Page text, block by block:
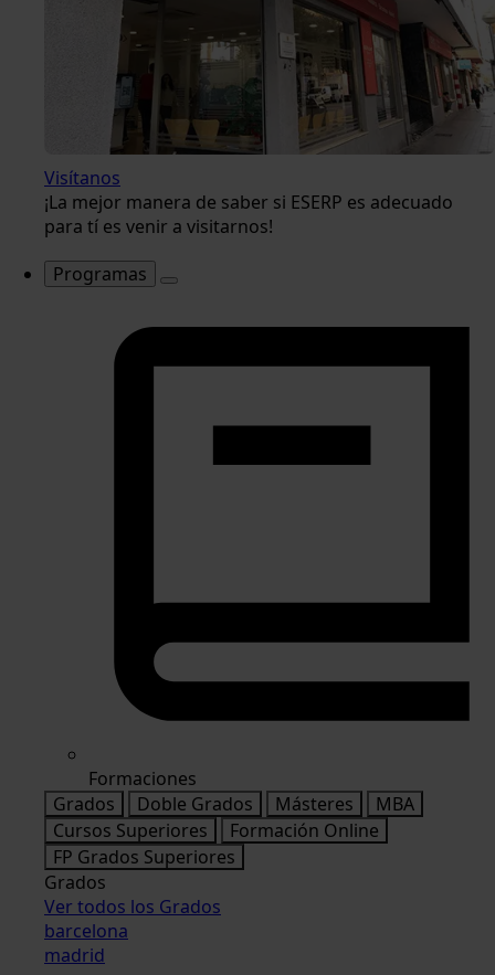
Visítanos
¡La mejor manera de saber si ESERP es adecuado
para tí es venir a visitarnos!
Programas
Formaciones
Grados
Doble Grados Másteres
MBA
Cursos Superiores
Formación Online
FP Grados Superiores
Grados
Ver todos los Grados
barcelona
madrid